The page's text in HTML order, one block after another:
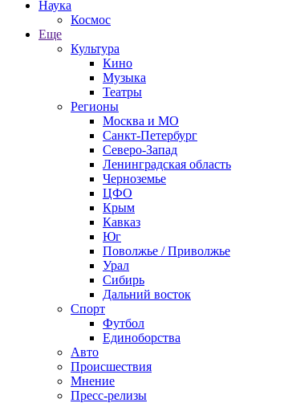
Наука
Космос
Еще
Культура
Кино
Музыка
Театры
Регионы
Москва и МО
Санкт-Петербург
Северо-Запад
Ленинградская область
Черноземье
ЦФО
Крым
Кавказ
Юг
Поволжье / Приволжье
Урал
Сибирь
Дальний восток
Спорт
Футбол
Единоборства
Авто
Происшествия
Мнение
Пресс-релизы